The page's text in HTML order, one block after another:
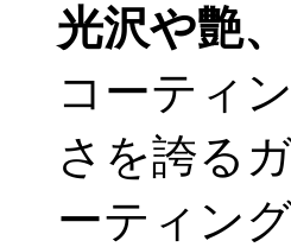
光沢や艶
コーティ
さを誇る
ーティン